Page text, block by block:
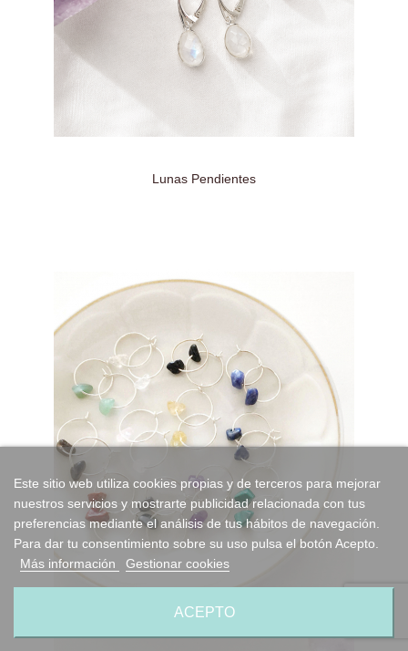
Lunas Pendientes
Este sitio web utiliza cookies propias y de terceros para mejorar
nuestros servicios y mostrarte publicidad relacionada con tus
preferencias mediante el análisis de tus hábitos de navegación.
Para dar tu consentimiento sobre su uso pulsa el botón Acepto.
Más información
Gestionar cookies
ACEPTO